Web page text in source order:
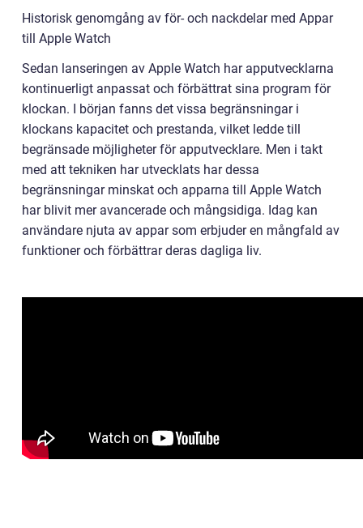
Historisk genomgång av för- och nackdelar med Appar
till Apple Watch
Sedan lanseringen av Apple Watch har apputvecklarna
kontinuerligt anpassat och förbättrat sina program för
klockan. I början fanns det vissa begränsningar i
klockans kapacitet och prestanda, vilket ledde till
begränsade möjligheter för apputvecklare. Men i takt
med att tekniken har utvecklats har dessa
begränsningar minskat och apparna till Apple Watch
har blivit mer avancerade och mångsidiga. Idag kan
användare njuta av appar som erbjuder en mångfald av
funktioner och förbättrar deras dagliga liv.